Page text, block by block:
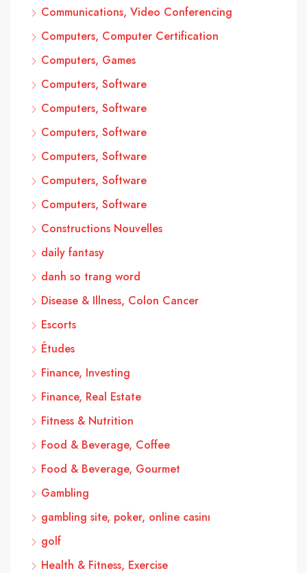
Communications, Video Conferencing
Computers, Computer Certification
Computers, Games
Computers, Software
Computers, Software
Computers, Software
Computers, Software
Computers, Software
Computers, Software
Constructions Nouvelles
daily fantasy
danh so trang word
Disease & Illness, Colon Cancer
Escorts
Études
Finance, Investing
Finance, Real Estate
Fitness & Nutrition
Food & Beverage, Coffee
Food & Beverage, Gourmet
Gambling
gambling site, poker, online casinı
golf
Health & Fitness, Exercise